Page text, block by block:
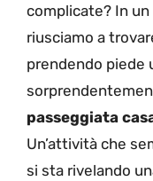
complicate? In
riusciamo a
prendendo piede
passeggiata
Un’attività che
si sta rivelando